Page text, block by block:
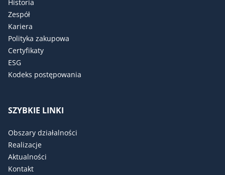
Historia
Zespół
Kariera
Polityka zakupowa
Certyfikaty
ESG
Kodeks postępowania
SZYBKIE LINKI
Obszary działalności
Realizacje
Aktualności
Kontakt